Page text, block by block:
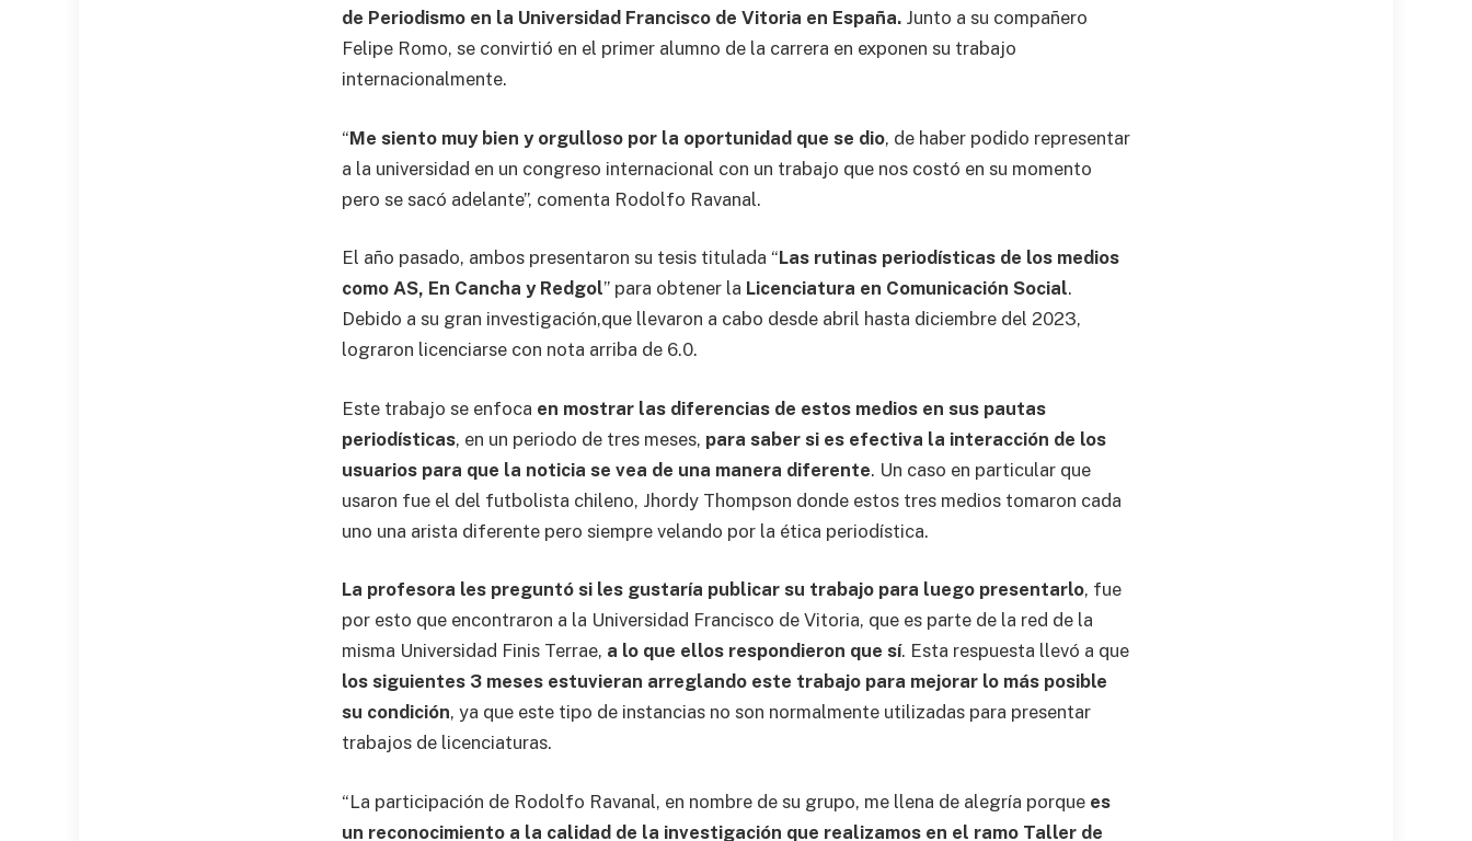
de Periodismo en la Universidad Francisco de Vitoria en España. Junto a su compañero
Felipe Romo, se convirtió en el primer alumno de la carrera en exponen su trabajo
internacionalmente.
“Me siento muy bien y orgulloso por la oportunidad que se dio, de haber podido representar
a la universidad en un congreso internacional con un trabajo que nos costó en su momento
pero se sacó adelante”, comenta Rodolfo Ravanal.
El año pasado, ambos presentaron su tesis titulada “Las rutinas periodísticas de los medios
como AS, En Cancha y Redgol” para obtener la Licenciatura en Comunicación Social.
Debido a su gran investigación,que llevaron a cabo desde abril hasta diciembre del 2023,
lograron licenciarse con nota arriba de 6.0.
Este trabajo se enfoca en mostrar las diferencias de estos medios en sus pautas
periodísticas, en un periodo de tres meses, para saber si es efectiva la interacción de los
usuarios para que la noticia se vea de una manera diferente. Un caso en particular que
usaron fue el del futbolista chileno, Jhordy Thompson donde estos tres medios tomaron cada
uno una arista diferente pero siempre velando por la ética periodística.
La profesora les preguntó si les gustaría publicar su trabajo para luego presentarlo, fue
por esto que encontraron a la Universidad Francisco de Vitoria, que es parte de la red de la
misma Universidad Finis Terrae, a lo que ellos respondieron que sí. Esta respuesta llevó a que
los siguientes 3 meses estuvieran arreglando este trabajo para mejorar lo más posible
su condición, ya que este tipo de instancias no son normalmente utilizadas para presentar
trabajos de licenciaturas.
“La participación de Rodolfo Ravanal, en nombre de su grupo, me llena de alegría porque es
un reconocimiento a la calidad de la investigación que realizamos en el ramo Taller de